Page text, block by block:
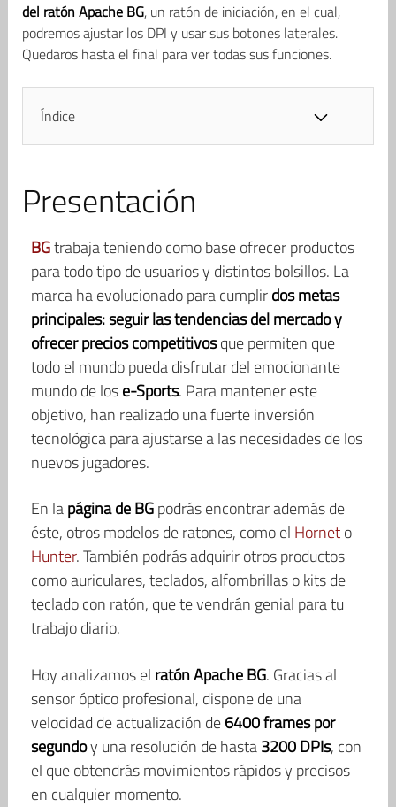
del ratón Apache BG, un ratón de iniciación, en el cual,
podremos ajustar los DPI y usar sus botones laterales.
Quedaros hasta el final para ver todas sus funciones.
Índice
Presentación
BGtrabaja teniendo como base ofrecer productos
para todo tipo de usuarios y distintos bolsillos. La
marca ha evolucionado para cumplirdos metas
principales: seguir las tendencias del mercado y
ofrecer precios competitivosque permiten que
todo el mundo pueda disfrutar del emocionante
mundo de lose-Sports. Para mantener este
objetivo, han realizado una fuerte inversión
tecnológica para ajustarse a las necesidades de los
nuevos jugadores.
En lapágina de BGpodrás encontrar además de
éste, otros modelos de ratones, como el Horneto
Hunter. También podrás adquirir otros productos
como auriculares, teclados, alfombrillas o kits de
teclado con ratón, que te vendrán genial para tu
trabajo diario.
Hoy analizamos el ratón Apache BG. Gracias al
sensor óptico profesional, dispone de una
velocidad de actualización de6400 frames por
segundoy una resolución de hasta3200 DPIs, con
el que obtendrás movimientos rápidos y precisos
en cualquier momento.